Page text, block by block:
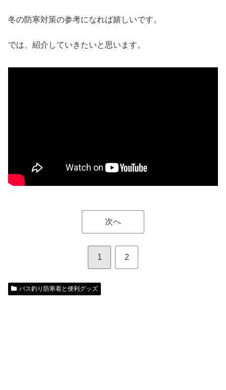
冬の防寒対策の参考になれば嬉しいです。
では、紹介していきたいと思います。
次へ
1 2
バス釣り防寒着と便利グッズ